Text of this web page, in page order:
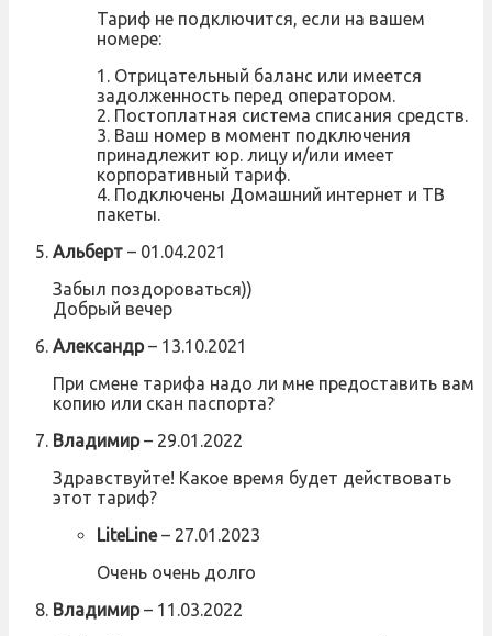
Тариф не подключится, если на вашем
номере:
1. Отрицательный баланс или имеется
задолженность перед оператором.
2. Постоплатная система списания средств.
3. Ваш номер в момент подключения
принадлежит юр. лицу и/или имеет
корпоративный тариф.
4. Подключены Домашний интернет и ТВ
пакеты.
Альберт – 01.04.2021
Забыл поздороваться))
Добрый вечер
Александр– 13.10.2021
При смене тарифа надо ли мне предоставить вам
копию или скан паспорта?
Владимир– 29.01.2022
Здравствуйте! Какое время будет действовать
этот тариф?
LiteLine– 27.01.2023
Очень очень долго
Владимир– 11.03.2022